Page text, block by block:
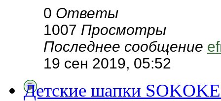
0 Ответы
1007 Просмотры
Последнее сообщение
19 сен 2019, 05:52
Детские шапки